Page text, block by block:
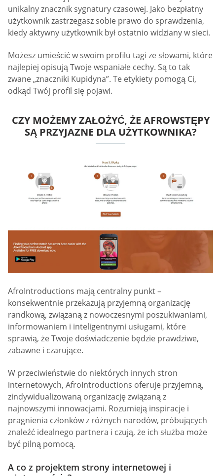
unikalny znacznik sygnatury czasowej. Jako bezpłatny
użytkownik zastrzegasz sobie prawo do sprawdzenia,
kiedy aktywny użytkownik był ostatnio widziany w sieci.
Możesz umieścić w swoim profilu tagi ze słowami, które
najlepiej opisują Twoje wspaniałe cechy. Są to tak
zwane „znaczniki Kupidyna”. Te etykiety pomogą Ci,
odkąd Twój profil się pojawi.
CZY MOŻEMY ZAŁOŻYĆ, ŻE AFROWSTĘPY
SĄ PRZYJAZNE DLA UŻYTKOWNIKA?
AfroIntroductions mają centralny punkt –
konsekwentnie przekazują przyjemną organizację
randkową, związaną z nowoczesnymi poszukiwaniami,
informowaniem i inteligentnymi usługami, które
sprawią, że Twoje doświadczenie będzie prawdziwe,
zabawne i czarujące.
W przeciwieństwie do niektórych innych stron
internetowych, AfroIntroductions oferuje przyjemną,
zindywidualizowaną organizację związaną z
najnowszymi innowacjami. Rozumieją inspiracje i
pragnienia członków z różnych narodów, próbujących
znaleźć idealnego partnera i czują, że ich służba może
być pilną pomocą.
A co z projektem strony internetowej i